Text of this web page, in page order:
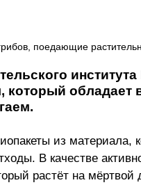
поедающие
который
из материала,
В качестве
растёт на